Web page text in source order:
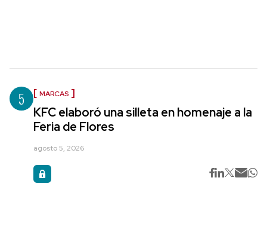
5 MARCAS
KFC elaboró una silleta en homenaje a la
Feria de Flores
agosto 5, 2026